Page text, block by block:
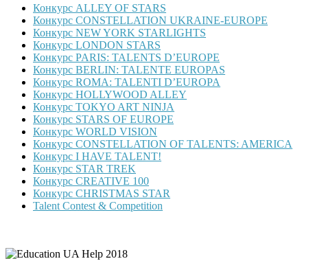
Конкурс ALLEY OF STARS
Конкурс CONSTELLATION UKRAINE-EUROPE
Конкурс NEW YORK STARLIGHTS
Конкурс LONDON STARS
Конкурс PARIS: TALENTS D’EUROPE
Конкурс BERLIN: TALENTE EUROPAS
Конкурс ROMA: TALENTI D’EUROPA
Конкурс HOLLYWOOD ALLEY
Конкурс TOKYO ART NINJA
Конкурс STARS OF EUROPE
Конкурс WORLD VISION
Конкурс CONSTELLATION OF TALENTS: AMERICA
Конкурс I HAVE TALENT!
Конкурс STAR TREK
Конкурс CREATIVE 100
Конкурс CHRISTMAS STAR
Talent Contest & Competition